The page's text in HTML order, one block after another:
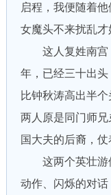
启程，我便随着
女魔头不来扰乱才
这人复姓南宫
年，已经三十出
比钟秋涛高出半
两人原是同门师
国大夫的后裔，仗
这两个英壮游
动作、闪烁的对